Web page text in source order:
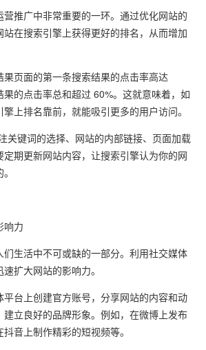
推广中非常重要的一环。通过优化网站的
在搜索引擎上获得更好的排名，从而增加
页面的第一条搜索结果的点击率高达
的点击率总和超过 60%。这就意味着，如
上排名靠前，就能吸引更多的用户访问。
关键词的选择、网站的内部链接、页面加载
期更新网站内容，让搜索引擎认为你的网
响力
生活中不可或缺的一部分。利用社交媒体
扩大网站的影响力。
台上创建官方账号，分享网站的内容和动
立良好的品牌形象。例如，在微博上发布
音上制作精彩的短视频等。